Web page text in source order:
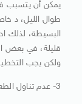
يمكن أن يتسبب
طوال الليل، د
البسيطة، لذلك
قليلة، في بعض
ولكن يجب
3- عدم تناول الطعام قبل أو بعد التمرين المسائي